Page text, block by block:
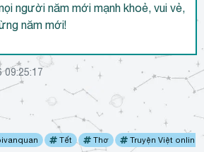
người năm mới mạnh khoẻ, vui vẻ,
năm mới!
09:25:17
Tết Thơ Truyện Việt online